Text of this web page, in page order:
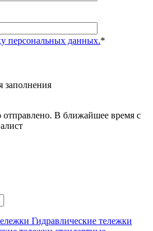
персональных данных.*
заполнения
В ближайшее время с
Гидравлические тележки